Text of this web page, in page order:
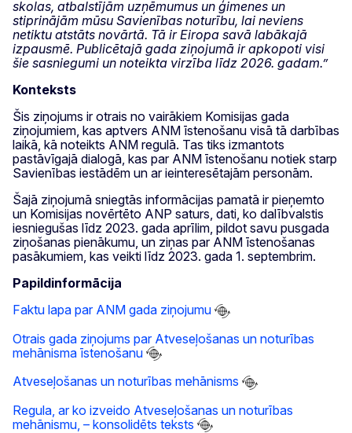
skolas, atbalstījām uzņēmumus un ģimenes un
stiprinājām mūsu Savienības noturību, lai neviens
netiktu atstāts novārtā. Tā ir Eiropa savā labākajā
izpausmē. Publicētajā gada ziņojumā ir apkopoti visi
šie sasniegumi un noteikta virzība līdz 2026. gadam.”
Konteksts
Šis ziņojums ir otrais no vairākiem Komisijas gada
ziņojumiem, kas aptvers ANM īstenošanu visā tā darbības
laikā, kā noteikts ANM regulā. Tas tiks izmantots
pastāvīgajā dialogā, kas par ANM īstenošanu notiek starp
Savienības iestādēm un ar ieinteresētajām personām.
Šajā ziņojumā sniegtās informācijas pamatā ir pieņemto
un Komisijas novērtēto ANP saturs, dati, ko dalībvalstis
iesniegušas līdz 2023. gada aprīlim, pildot savu pusgada
ziņošanas pienākumu, un ziņas par ANM īstenošanas
pasākumiem, kas veikti līdz 2023. gada 1. septembrim.
Papildinformācija
Faktu lapa par ANM gada ziņojumu
Otrais gada ziņojums par Atveseļošanas un noturības
mehānisma īstenošanu
Atveseļošanas un noturības mehānisms
Regula, ar ko izveido Atveseļošanas un noturības
mehānismu, – konsolidēts teksts